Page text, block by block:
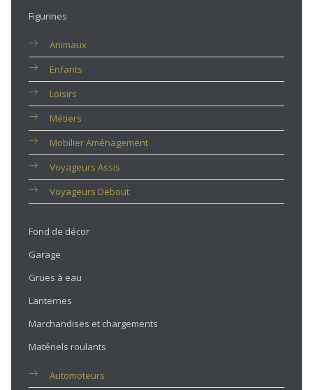
Figurines
Animaux
Enfants
Loisirs
Métiers
Mobilier Aménagement
Voyageurs Assis
Voyageurs Debout
Fond de décor
Garage
Grues à eau
Lanternes
Marchandises et chargements
Matériels roulants
Automoteurs